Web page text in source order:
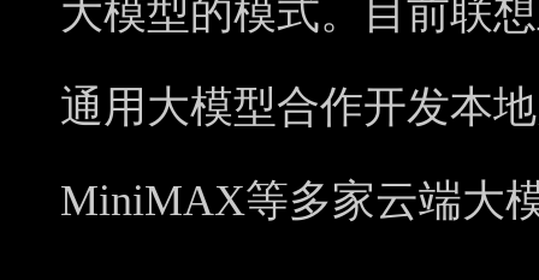
大模型的模式。目前联
通用大模型合作开发本
MiniMAX等多家云端大